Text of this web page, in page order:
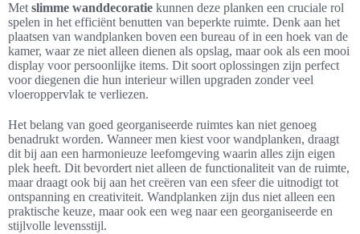
Met slimme wanddecoratie kunnen deze planken een cruciale rol
spelen in het efficiënt benutten van beperkte ruimte. Denk aan het
plaatsen van wandplanken boven een bureau of in een hoek van de
kamer, waar ze niet alleen dienen als opslag, maar ook als een mooi
display voor persoonlijke items. Dit soort oplossingen zijn perfect
voor diegenen die hun interieur willen upgraden zonder veel
vloeroppervlak te verliezen.
Het belang van goed georganiseerde ruimtes kan niet genoeg
benadrukt worden. Wanneer men kiest voor wandplanken, draagt
dit bij aan een harmonieuze leefomgeving waarin alles zijn eigen
plek heeft. Dit bevordert niet alleen de functionaliteit van de ruimte,
maar draagt ook bij aan het creëren van een sfeer die uitnodigt tot
ontspanning en creativiteit. Wandplanken zijn dus niet alleen een
praktische keuze, maar ook een weg naar een georganiseerde en
stijlvolle levensstijl.